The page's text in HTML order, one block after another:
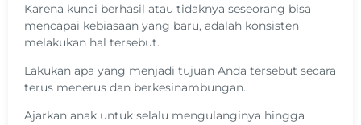
Karena kunci berhasil atau tidaknya seseorang bisa
mencapai kebiasaan yang baru, adalah konsisten
melakukan hal tersebut.
Lakukan apa yang menjadi tujuan Anda tersebut secara
terus menerus dan berkesinambungan.
Ajarkan anak untuk selalu mengulanginya hingga